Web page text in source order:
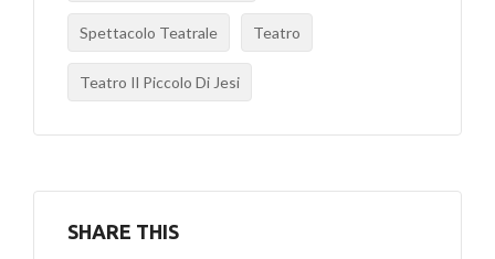
Spettacolo Teatrale Teatro
Teatro Il Piccolo Di Jesi
SHARE THIS